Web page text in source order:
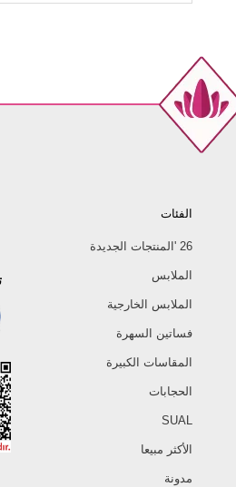
الفئات
26 'المنتجات الجديدة
الملابس
الملابس الخارجية
فساتين السهرة
المقاسات الكبيرة
الحجابات
SUAL
الأكثر مبيعا
مدونة